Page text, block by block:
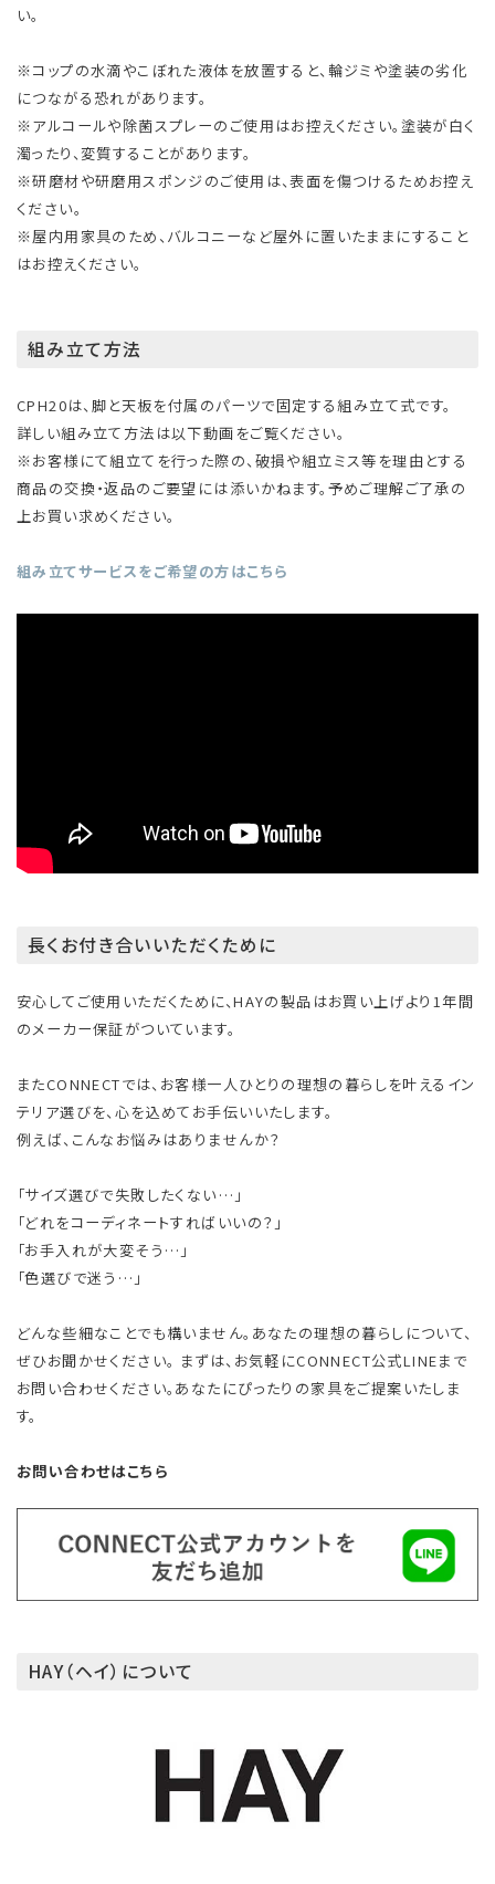
い。
※コップの水滴やこぼれた液体を放置すると、輪ジミや塗装の劣化
につながる恐れがあります。
※アルコールや除菌スプレーのご使用はお控えください。塗装が白く
濁ったり、変質することがあります。
※研磨材や研磨用スポンジのご使用は、表面を傷つけるためお控え
ください。
※屋内用家具のため、バルコニーなど屋外に置いたままにすること
はお控えください。
組み立て方法
CPH20は、脚と天板を付属のパーツで固定する組み立て式です。
詳しい組み立て方法は以下動画をご覧ください。
※お客様にて組立てを行った際の、破損や組立ミス等を理由とする
商品の交換・返品のご要望には添いかねます。予めご理解ご了承の
上お買い求めください。
組み立てサービスをご希望の方はこちら
長くお付き合いいただくために
安心してご使用いただくために、HAYの製品はお買い上げより1年間
のメーカー保証がついています。
またCONNECTでは、お客様一人ひとりの理想の暮らしを叶えるイン
テリア選びを、心を込めてお手伝いいたします。
例えば、こんなお悩みはありませんか？
「サイズ選びで失敗したくない…」
「どれをコーディネートすればいいの？」
「お手入れが大変そう…」
「色選びで迷う…」
どんな些細なことでも構いません。あなたの理想の暮らしについて、
ぜひお聞かせください。 まずは、お気軽にCONNECT公式LINEまで
お問い合わせください。あなたにぴったりの家具をご提案いたしま
す。
お問い合わせはこちら
HAY（ヘイ）について